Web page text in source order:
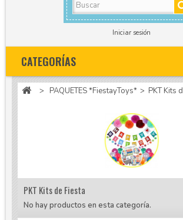
Iniciar sesión
CATEGORÍAS
> PAQUETES *FiestayToys* > PKT Kits
PKT Kits de Fiesta
No hay productos en esta categoría.